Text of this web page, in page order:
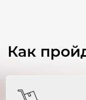
от 1 500 ₽
1-2 часа
Как